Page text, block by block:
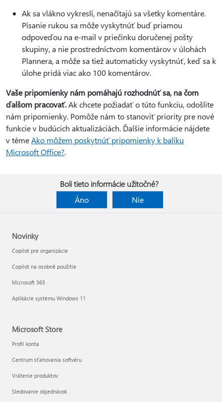
Ak sa vlákno vykreslí, nenačítajú sa všetky komentáre.
Písanie rukou sa môže vyskytnúť buď priamou
odpoveďou na e-mail v priečinku doručenej pošty
skupiny, a nie prostredníctvom komentárov v úlohách
Plannera, a môže sa tiež automaticky vyskytnúť, keď sa k
úlohe pridá viac ako 100 komentárov.
Vaše pripomienky nám pomáhajú rozhodnúť sa, na čom
ďalšom pracovať.Ak chcete požiadať o túto funkciu, odošlite
nám pripomienky. Pomôže nám to stanoviť priority pre nové
funkcie v budúcich aktualizáciách. Ďalšie informácie nájdete
v témeAko môžem poskytnúť pripomienky k balíku
Microsoft Office?.
Boli tieto informácie užitočné?
Áno
Nie
Novinky
Copilot pre organizácie
Copilot na osobné použitie
Microsoft 365
Aplikácie systému Windows 11
Microsoft Store
Profil konta
Centrum sťahovania softvéru
Vrátenie produktov
Sledovanie objednávok